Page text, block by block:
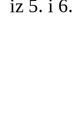
iz 5. i